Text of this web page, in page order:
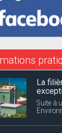
La
Suite à